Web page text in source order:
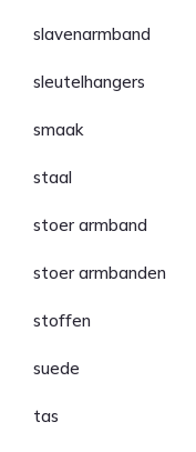
slavenarmband
sleutelhangers
smaak
staal
stoer armband
stoer armbanden
stoffen
suede
tas